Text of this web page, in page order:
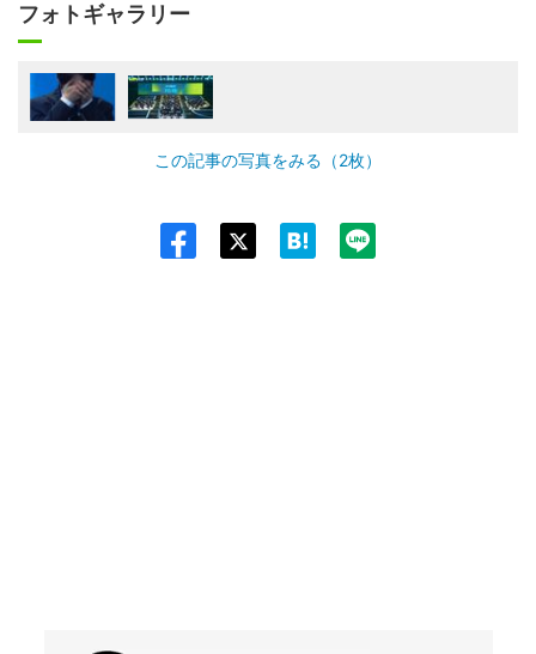
フォトギャラリー
この記事の写真をみる（2枚）